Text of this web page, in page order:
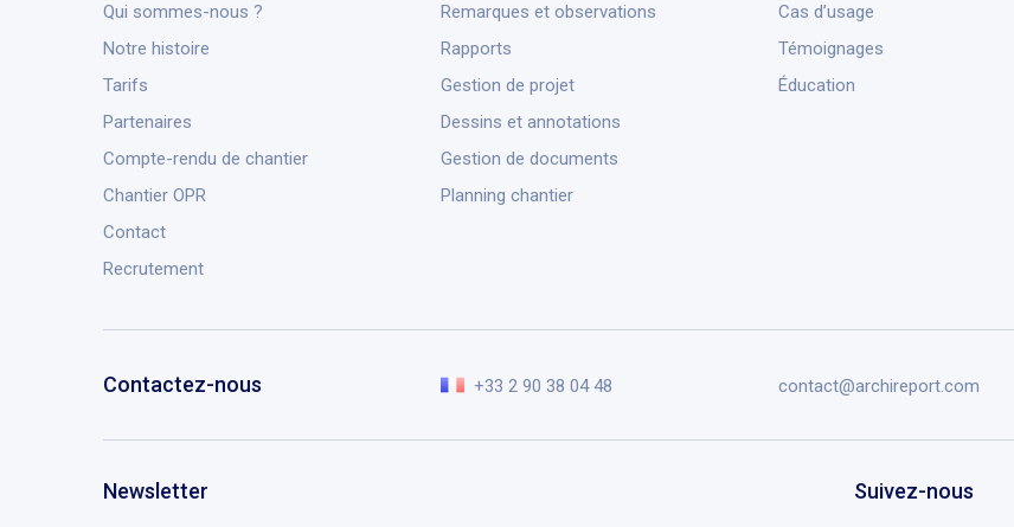
Qui sommes-nous ?
Notre histoire
Tarifs
Partenaires
Compte-rendu de chantier
Chantier OPR
Contact
Recrutement
Remarques et observations
Rapports
Gestion de projet
Dessins et annotations
Gestion de documents
Planning chantier
Cas d’usage
Témoignages
Éducation
Contactez-nous +33 2 90 38 04 48 contact@archireport.com
Newsletter Suivez-nous